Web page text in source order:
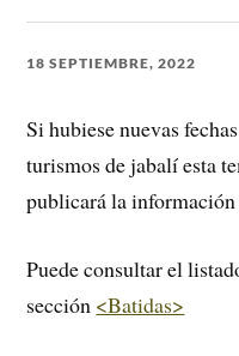
18 SEPTIEMBRE, 2022
Si hubiese nuevas
turismos de jabalí esta
publicará la
Puede consultar el
sección <Batidas>